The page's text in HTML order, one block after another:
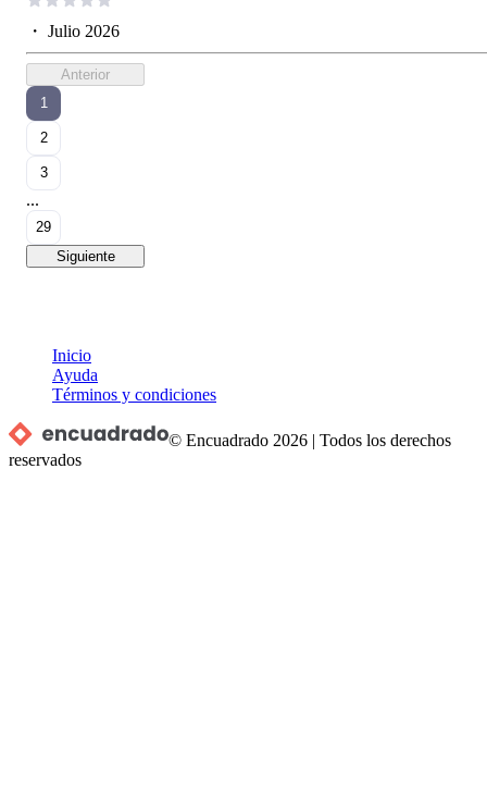
・ Julio 2026
Anterior
1
2
3
...
29
Siguiente
Inicio
Ayuda
Términos y condiciones
© Encuadrado 2026 |Todos los derechos
reservados